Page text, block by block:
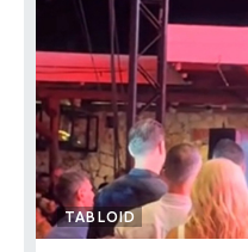
TABLOID